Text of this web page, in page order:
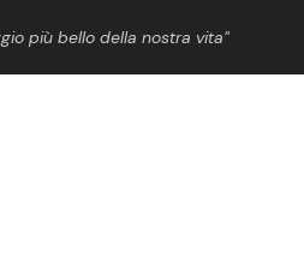
più bello della nostra vita”